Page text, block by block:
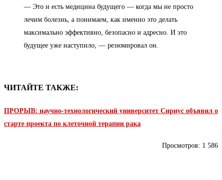
— Это и есть медицина будущего — когда мы не просто
лечим болезнь, а понимаем, как именно это делать
максимально эффективно, безопасно и адресно. И это
будущее уже наступило, — резюмировал он.
ЧИТАЙТЕ ТАКЖЕ:
ПРОРЫВ: научно-технологический университет Сириус объявил о
старте проекта по клеточной терапии рака
Просмотров: 1 586